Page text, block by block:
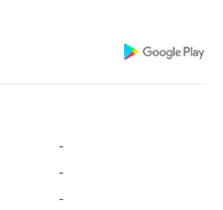
-
-
-